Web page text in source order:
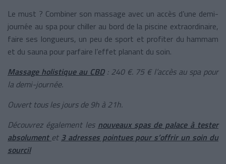
Le must ? Combiner son massage avec un accès d’une demi-
journée au spa pour chiller au bord de la piscine extraordinaire,
faire ses longueurs, un peu de sport et profiter du hammam
et du sauna pour parfaire l’effet planant du soin.
Massage holistique au CBD: 240 €. 75 € l’accès au spa pour
la demi-journée.
Ouvert tous les jours de 9h à 21h.
Découvrez également les nouveaux spas de palace à tester
absolument et 3 adresses pointues pour s’offrir un soin du
sourcil